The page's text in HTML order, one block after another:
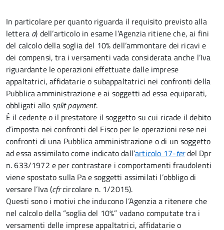
In particolare per quanto riguarda il requisito previsto alla
lettera a) dell’articolo in esame l’Agenzia ritiene che, ai fini
del calcolo della soglia del 10% dell’ammontare dei ricavi e
dei compensi, tra i versamenti vada considerata anche l’Iva
riguardante le operazioni effettuate dalle imprese
appaltatrici, affidatarie o subappaltatrici nei confronti della
Pubblica amministrazione e ai soggetti ad essa equiparati,
obbligati allo splitpayment.
È il cedente o il prestatore il soggetto su cui ricade il debito
d’imposta nei confronti del Fisco per le operazioni rese nei
confronti di una Pubblica amministrazione o di un soggetto
ad essa assimilato come indicato dall’articolo 17-terdel Dpr
n. 633/1972 e per contrastare i comportamenti fraudolenti
viene spostato sulla Pa e soggetti assimilati l’obbligo di
versare l’Iva (cfrcircolare n. 1/2015).
Questi sono i motivi che inducono l’Agenzia a ritenere che
nel calcolo della “soglia del 10%” vadano computate tra i
versamenti delle imprese appaltatrici, affidatarie o